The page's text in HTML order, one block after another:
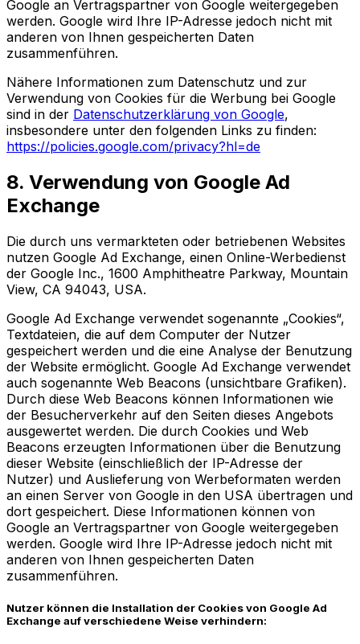
Google an Vertragspartner von Google weitergegeben
werden. Google wird Ihre IP-Adresse jedoch nicht mit
anderen von Ihnen gespeicherten Daten
zusammenführen.
Nähere Informationen zum Datenschutz und zur
Verwendung von Cookies für die Werbung bei Google
sind in der Datenschutzerklärung von Google,
insbesondere unter den folgenden Links zu finden:
https://policies.google.com/privacy?hl=de
8. Verwendung von Google Ad
Exchange
Die durch uns vermarkteten oder betriebenen Websites
nutzen Google Ad Exchange, einen Online-Werbedienst
der Google Inc., 1600 Amphitheatre Parkway, Mountain
View, CA 94043, USA.
Google Ad Exchange verwendet sogenannte „Cookies“,
Textdateien, die auf dem Computer der Nutzer
gespeichert werden und die eine Analyse der Benutzung
der Website ermöglicht. Google Ad Exchange verwendet
auch sogenannte Web Beacons (unsichtbare Grafiken).
Durch diese Web Beacons können Informationen wie
der Besucherverkehr auf den Seiten dieses Angebots
ausgewertet werden. Die durch Cookies und Web
Beacons erzeugten Informationen über die Benutzung
dieser Website (einschließlich der IP-Adresse der
Nutzer) und Auslieferung von Werbeformaten werden
an einen Server von Google in den USA übertragen und
dort gespeichert. Diese Informationen können von
Google an Vertragspartner von Google weitergegeben
werden. Google wird Ihre IP-Adresse jedoch nicht mit
anderen von Ihnen gespeicherten Daten
zusammenführen.
Nutzer können die Installation der Cookies von Google Ad
Exchange auf verschiedene Weise verhindern: